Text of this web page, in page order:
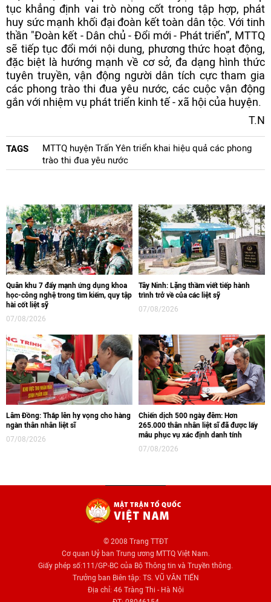
tục khẳng định vai trò nòng cốt trong tập hợp, phát
huy sức mạnh khối đại đoàn kết toàn dân tộc. Với tinh
thần "Đoàn kết - Dân chủ - Đổi mới - Phát triển”, MTTQ
sẽ tiếp tục đổi mới nội dung, phương thức hoạt động,
đặc biệt là hướng mạnh về cơ sở, đa dạng hình thức
tuyên truyền, vận động người dân tích cực tham gia
các phong trào thi đua yêu nước, các cuộc vận động
gắn với nhiệm vụ phát triển kinh tế - xã hội của huyện.
T.N
TAGS
MTTQ huyện Trấn Yên triển khai hiệu quả các phong
trào thi đua yêu nước
Quân khu 7 đẩy mạnh ứng dụng khoa
học-công nghệ trong tìm kiếm, quy tập
hài cốt liệt sỹ
07/08/2026
Tây Ninh: Lặng thầm viết tiếp hành
trình trở về của các liệt sỹ
07/08/2026
Lâm Đồng: Thắp lên hy vọng cho hàng
ngàn thân nhân liệt sĩ
07/08/2026
Chiến dịch 500 ngày đêm: Hơn
265.000 thân nhân liệt sĩ đã được lấy
mẫu phục vụ xác định danh tính
07/08/2026
© 2008 Trang TTĐT
Cơ quan Uỷ ban Trung ương MTTQ Việt Nam.
Giấy phép số:111/GP-BC của Bộ Thông tin và Truyền thông.
Trưởng ban Biên tập: TS. VŨ VĂN TIẾN
Địa chỉ: 46 Tràng Thi - Hà Nội